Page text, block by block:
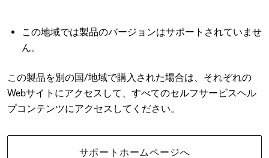
この地域では製品のバージョンはサポートされていませ
ん。
この製品を別の国/地域で購入された場合は、それぞれの
Webサイトにアクセスして、すべてのセルフサービスヘル
プコンテンツにアクセスしてください。
サポートホームページへ